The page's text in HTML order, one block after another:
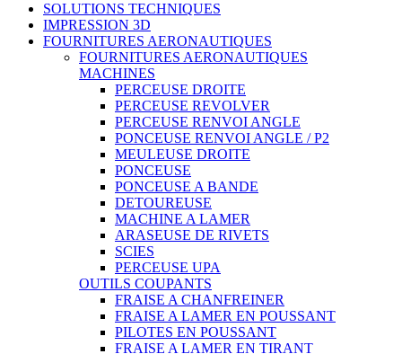
SOLUTIONS TECHNIQUES
IMPRESSION 3D
FOURNITURES AERONAUTIQUES
FOURNITURES AERONAUTIQUES
MACHINES
PERCEUSE DROITE
PERCEUSE REVOLVER
PERCEUSE RENVOI ANGLE
PONCEUSE RENVOI ANGLE / P2
MEULEUSE DROITE
PONCEUSE
PONCEUSE A BANDE
DETOUREUSE
MACHINE A LAMER
ARASEUSE DE RIVETS
SCIES
PERCEUSE UPA
OUTILS COUPANTS
FRAISE A CHANFREINER
FRAISE A LAMER EN POUSSANT
PILOTES EN POUSSANT
FRAISE A LAMER EN TIRANT